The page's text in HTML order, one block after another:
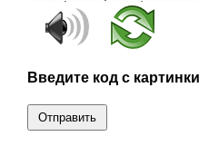
Введите код с
Отправить